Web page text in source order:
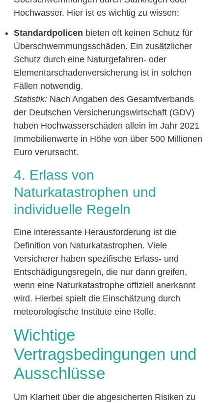
Hochwasser. Hier ist es wichtig zu wissen:
Standardpolicen bieten oft keinen Schutz für
Überschwemmungsschäden. Ein zusätzlicher
Schutz durch eine Naturgefahren- oder
Elementarschadenversicherung ist in solchen
Fällen notwendig.
Statistik:Nach Angaben des Gesamtverbands
der Deutschen Versicherungswirtschaft (GDV)
haben Hochwasserschäden allein im Jahr 2021
Immobilienwerte in Höhe von über 500 Millionen
Euro verursacht.
4. Erlass von
Naturkatastrophen und
individuelle Regeln
Eine interessante Herausforderung ist die
Definition von Naturkatastrophen. Viele
Versicherer haben spezifische Erlass- und
Entschädigungsregeln, die nur dann greifen,
wenn eine Naturkatastrophe offiziell anerkannt
wird. Hierbei spielt die Einschätzung durch
meteorologische Institute eine Rolle.
Wichtige
Vertragsbedingungen und
Ausschlüsse
Um Klarheit über die abgesicherten Risiken zu